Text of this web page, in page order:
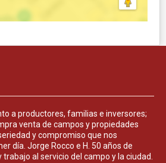
a productores, familias e inversores;
venta de campos y propiedades
y compromiso que nos
día. Jorge Rocco e H. 50 años de
al servicio del campo y la ciudad.